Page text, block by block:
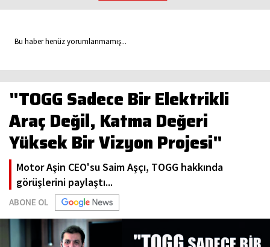
Bu haber henüz yorumlanmamış...
"TOGG Sadece Bir Elektrikli
Araç Değil, Katma Değeri
Yüksek Bir Vizyon Projesi"
Motor Aşin CEO'su Saim Aşçı, TOGG hakkında
görüşlerini paylaştı...
ABONE OL